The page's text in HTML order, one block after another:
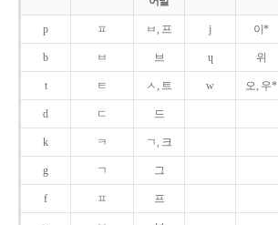
p ㅍ ㅂ, 프 j 이*
b ㅂ 브 ɥ 위
t ㅌ ㅅ, 트 w 오, 우*
d ㄷ 드
k ㅋ ㄱ, 크
g ㄱ 그
f ㅍ 프